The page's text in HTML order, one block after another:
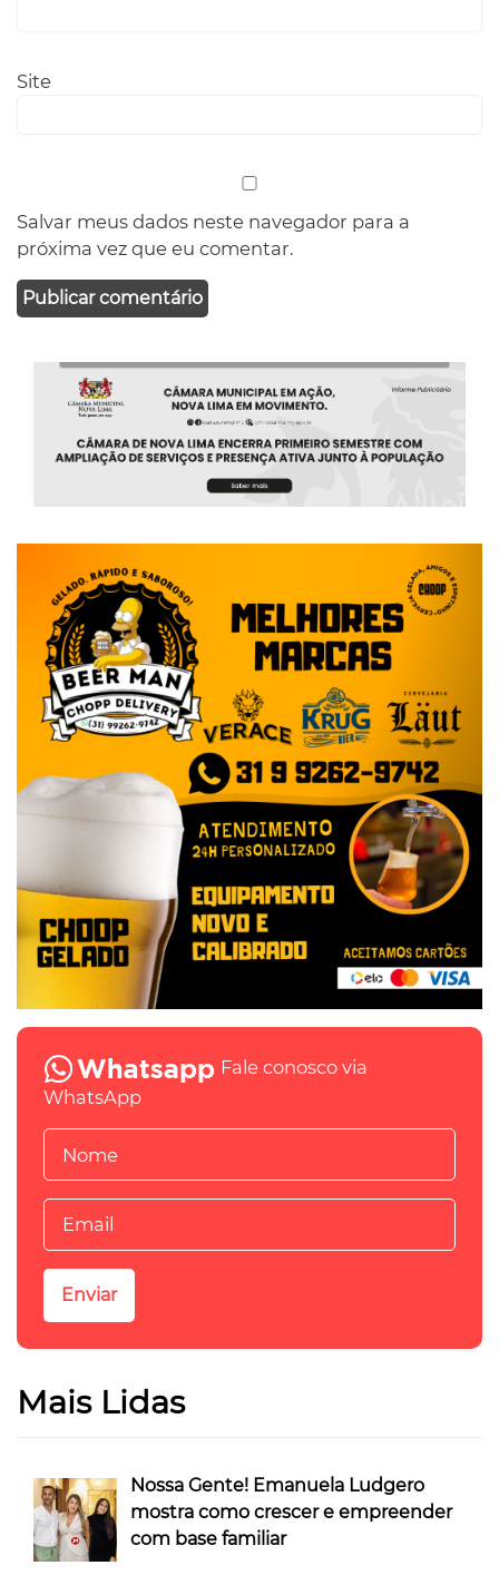
Site
Salvar meus dados neste navegador para a
próxima vez que eu comentar.
Fale conosco via
WhatsApp
Mais Lidas
Nossa Gente! Emanuela Ludgero
mostra como crescer e empreender
com base familiar